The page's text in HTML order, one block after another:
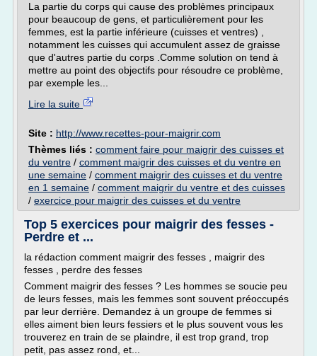
La partie du corps qui cause des problèmes principaux
pour beaucoup de gens, et particulièrement pour les
femmes, est la partie inférieure (cuisses et ventres) ,
notamment les cuisses qui accumulent assez de graisse
que d'autres partie du corps .Comme solution on tend à
mettre au point des objectifs pour résoudre ce problème,
par exemple les...
Lire la suite
Site : http://www.recettes-pour-maigrir.com
Thèmes liés : comment faire pour maigrir des cuisses et
du ventre / comment maigrir des cuisses et du ventre en
une semaine / comment maigrir des cuisses et du ventre
en 1 semaine / comment maigrir du ventre et des cuisses
/ exercice pour maigrir des cuisses et du ventre
Top 5 exercices pour maigrir des fesses -
Perdre et ...
la rédaction comment maigrir des fesses , maigrir des
fesses , perdre des fesses
Comment maigrir des fesses ? Les hommes se soucie peu
de leurs fesses, mais les femmes sont souvent préoccupés
par leur derrière. Demandez à un groupe de femmes si
elles aiment bien leurs fessiers et le plus souvent vous les
trouverez en train de se plaindre, il est trop grand, trop
petit, pas assez rond, et...